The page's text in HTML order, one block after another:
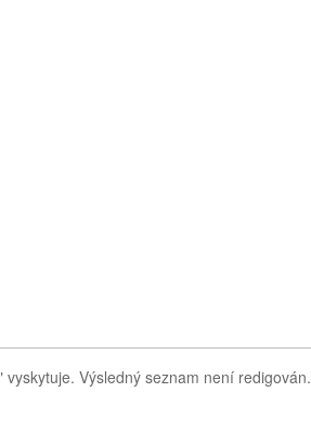
Výsledný seznam není redigován.